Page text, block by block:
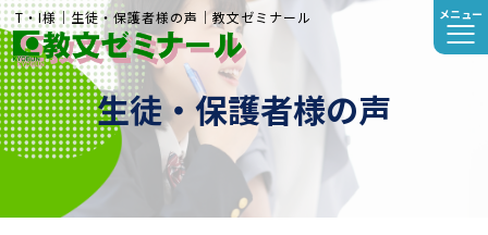
T・I様｜生徒・保護者様の声｜教文ゼミナール メニュー
生徒・保護者様の声